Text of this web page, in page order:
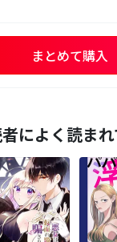
まとめて購入
によく読ま